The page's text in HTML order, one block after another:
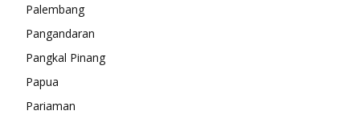
Palembang
Pangandaran
Pangkal Pinang
Papua
Pariaman